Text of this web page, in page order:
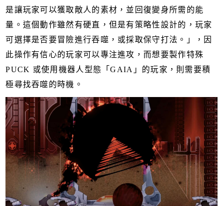
是讓玩家可以獲取敵人的素材，並回復變身所需的能
量。這個動作雖然有硬直，但是有策略性設計的，玩家
可選擇是否要冒險進行吞噬，或採取保守打法。」，因
此操作有信心的玩家可以專注進攻，而想要製作特殊
PUCK 或使用機器人型態「GAIA」的玩家，則需要積
極尋找吞噬的時機。